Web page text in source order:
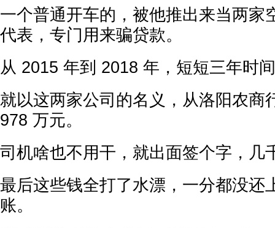
一个普通开车的，被他推出来当两家
代表，专门用来骗贷款。
从 2015 年到 2018 年，短短三年时
就以这两家公司的名义，从洛阳农商
978 万元。
司机啥也不用干，就出面签个字，几
最后这些钱全打了水漂，一分都没还
账。